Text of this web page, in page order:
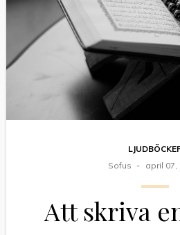
Sofus
april 07,
Att skriva